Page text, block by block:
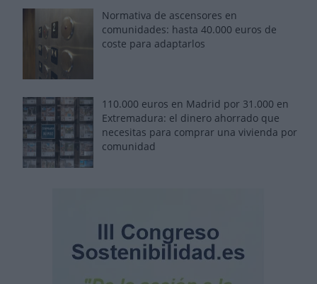
Normativa de ascensores en
comunidades: hasta 40.000 euros de
coste para adaptarlos
110.000 euros en Madrid por 31.000 en
Extremadura: el dinero ahorrado que
necesitas para comprar una vivienda por
comunidad